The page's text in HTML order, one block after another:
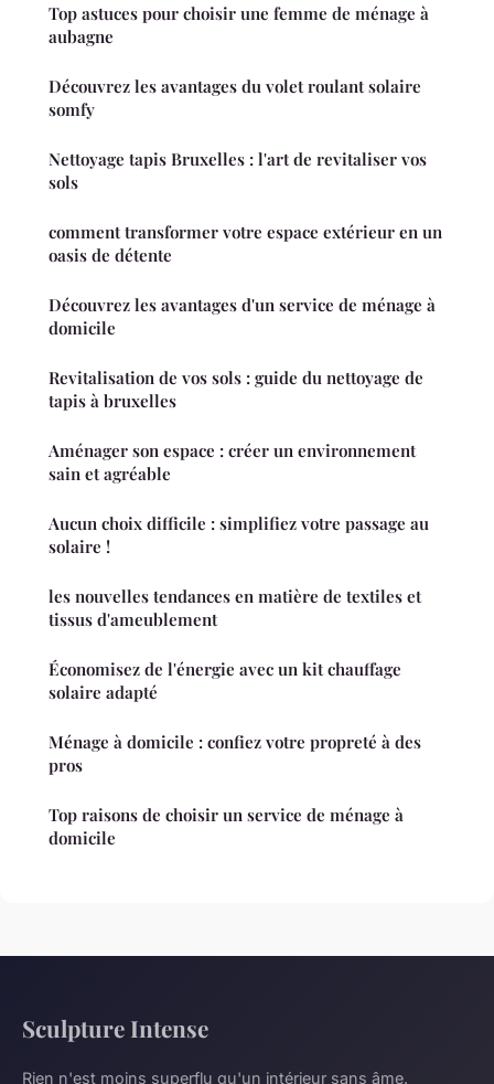
Top astuces pour choisir une femme de ménage à
aubagne
Découvrez les avantages du volet roulant solaire
somfy
Nettoyage tapis Bruxelles : l'art de revitaliser vos
sols
comment transformer votre espace extérieur en un
oasis de détente
Découvrez les avantages d'un service de ménage à
domicile
Revitalisation de vos sols : guide du nettoyage de
tapis à bruxelles
Aménager son espace : créer un environnement
sain et agréable
Aucun choix difficile : simplifiez votre passage au
solaire !
les nouvelles tendances en matière de textiles et
tissus d'ameublement
Économisez de l'énergie avec un kit chauffage
solaire adapté
Ménage à domicile : confiez votre propreté à des
pros
Top raisons de choisir un service de ménage à
domicile
Sculpture Intense
Rien n'est moins superflu qu'un intérieur sans âme.